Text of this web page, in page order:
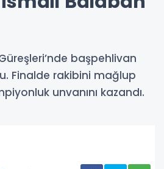
başpehlivan
Finalde rakibini mağlup
unvanını kazandı.